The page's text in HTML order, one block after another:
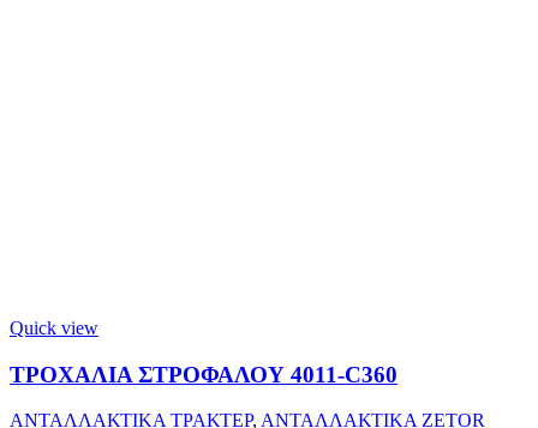
Quick view
ΤΡΟΧΑΛΙΑ ΣΤΡΟΦΑΛΟΥ 4011-C360
ΑΝΤΑΛΛΑΚΤΙΚΑ ΤΡΑΚΤΕΡ, ΑΝΤΑΛΛΑΚΤΙΚΑ ZETOR